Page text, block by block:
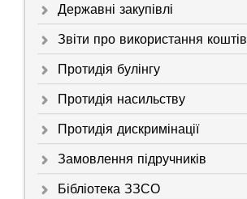
Державні закупівлі
Звіти про використання коштів
Протидія булінгу
Протидія насильству
Протидія дискримінації
Замовлення підручників
Бібліотека ЗЗСО